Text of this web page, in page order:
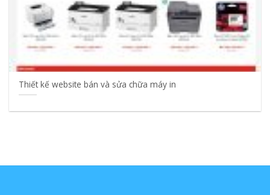
Thiết kế website bán và sửa chữa máy in